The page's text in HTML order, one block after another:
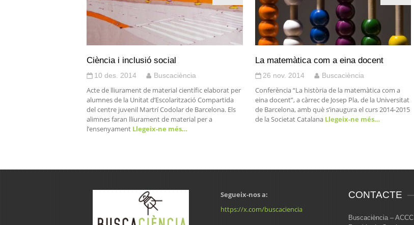
Ciència i inclusió social
10 des. 2014 Buscaciència
Acte de lliurament de material científic elaborat per
alumnes de la Unitat d’Escolarització Compartida
del centre juvenil Martrí Codolar de Barcelona. Els
alimnes faran lliurament de material per a
l’ensenyament Llegeix-ne més…
La matemàtica com a eina docent
26 nov. 2014 Buscaciència
Conferència “La història de la matemàtica com a
eina docent”, a càrrec de Josep Pla, de la Universitat
de Barcelona, amb què s’inaugura el curs 2014-2015
de la Societat CatalanaLlegeix-ne més…
Segueix-nos a:
https://x.com/buscaciencia
CONTACTE
Buscaciència – ACCC